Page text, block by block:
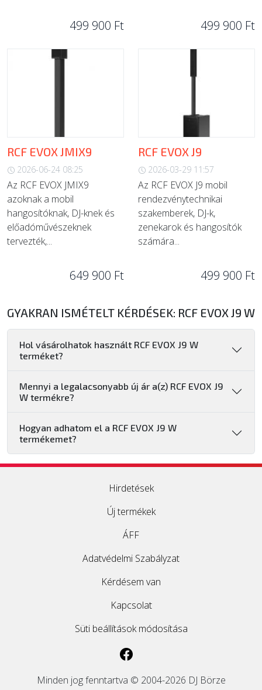
499 900 Ft 499 900 Ft
RCF EVOX JMIX9
2026-06-24 08:25
Az RCF EVOX JMIX9
azoknak a mobil
hangosítóknak, DJ-knek és
előadóművészeknek
tervezték,...
649 900 Ft
RCF EVOX J9
2026-03-29 11:57
Az RCF EVOX J9 mobil
rendezvénytechnikai
szakemberek, DJ-k,
zenekarok és hangosítók
számára...
499 900 Ft
GYAKRAN ISMÉTELT KÉRDÉSEK: RCF EVOX J9 W
Hol vásárolhatok használt RCF EVOX J9 W
terméket?
Mennyi a legalacsonyabb új ár a(z) RCF EVOX J9
W termékre?
Hogyan adhatom el a RCF EVOX J9 W
termékemet?
Hirdetések
Új termékek
ÁFF
Adatvédelmi Szabályzat
Kérdésem van
Kapcsolat
Süti beállítások módosítása
Minden jog fenntartva © 2004-2026 DJ Börze